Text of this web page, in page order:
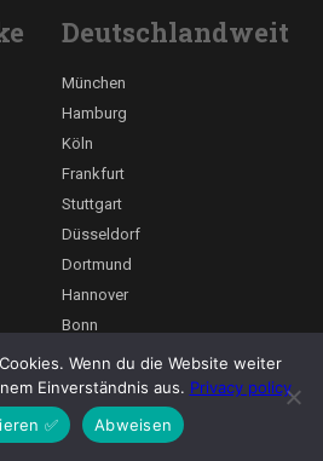
Deutschlandweit
München
Hamburg
Köln
Frankfurt
Stuttgart
Düsseldorf
Dortmund
Hannover
Bonn
Nürnberg
Duisburg
Leipzig
Dresden
Wenn du die Website weiter
Einverständnis aus. Privacy policy
✅
Abweisen
Deutsch